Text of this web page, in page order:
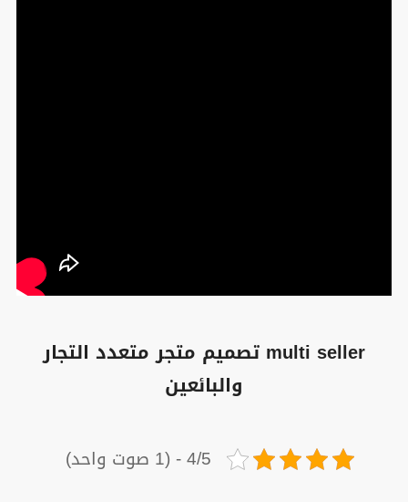
multi seller تصميم متجر متعدد التجار
والبائعين
4/5 - (1 صوت واحد)